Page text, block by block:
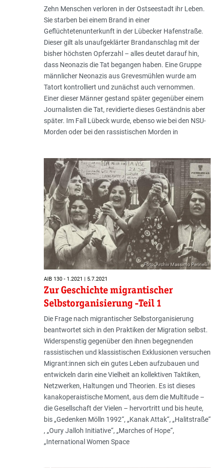
Zehn Menschen verloren in der Ostseestadt ihr Leben.
Sie starben bei einem Brand in einer
Geflüchtetenunterkunft in der Lübecker Hafenstraße.
Dieser gilt als unaufgeklärter Brandanschlag mit der
bisher höchsten Opferzahl – alles deutet darauf hin,
dass Neonazis die Tat begangen haben. Eine Gruppe
männlicher Neonazis aus Grevesmühlen wurde am
Tatort kontrolliert und zunächst auch vernommen.
Einer dieser Männer gestand später gegenüber einem
Journalisten die Tat, revidierte dieses Geständnis aber
später. Im Fall Lübeck wurde, ebenso wie bei den NSU-
Morden oder bei den rassistischen Morden in
Foto: Archiv Massimo Perinelli
AIB 130 - 1.2021 | 5.7.2021
Zur Geschichte migrantischer
Selbstorganisierung -Teil 1
Die Frage nach migrantischer Selbstorganisierung
beantwortet sich in den Praktiken der Migration selbst.
Widerspenstig gegenüber den ihnen begegnenden
rassistischen und klassistischen Exklusionen versuchen
Migrant:innen sich ein gutes Leben aufzubauen und
entwickeln darin eine Vielheit an kollektiven Taktiken,
Netz­werken, Haltungen und Theorien. Es ist dieses
kanakoperaistische Moment, aus dem die Multitude –
die Gesellschaft der Vielen – hervortritt und bis heute,
bis „Gedenken Mölln 1992“, „Kanak Attak“, „Halitstraße“
, „Oury Jalloh Initiative“, „Marches of Hope“,
„International Women Space